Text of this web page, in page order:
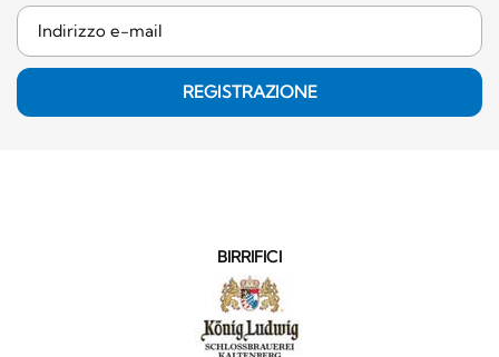
REGISTRAZIONE
BIRRIFICI